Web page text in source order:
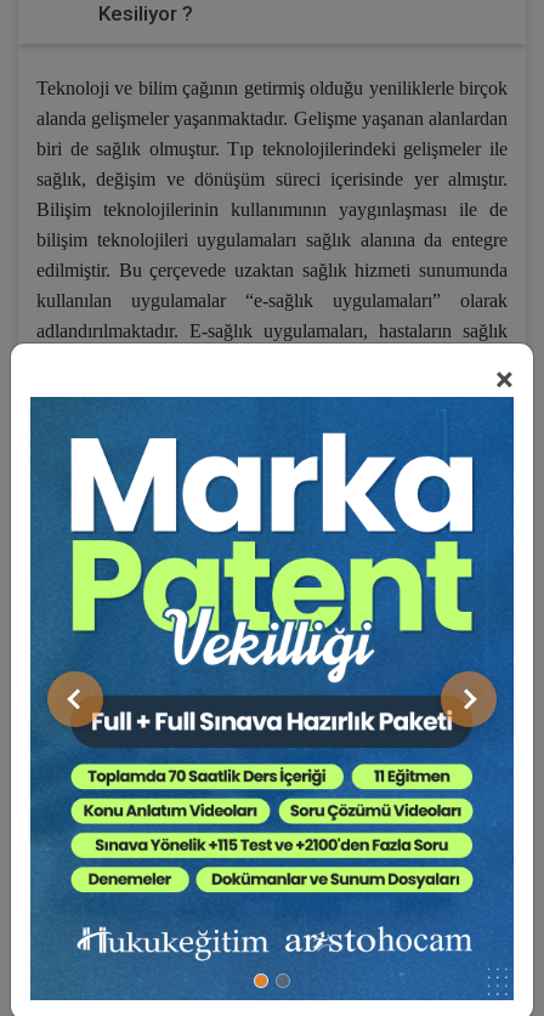
×
Önceki Sonraki
Kesiliyor ?
Teknoloji ve bilim çağının getirmiş olduğu yeniliklerle birçok
alanda gelişmeler yaşanmaktadır. Gelişme yaşanan alanlardan
biri de sağlık olmuştur. Tıp teknolojilerindeki gelişmeler ile
sağlık, değişim ve dönüşüm süreci içerisinde yer almıştır.
Bilişim teknolojilerinin kullanımının yaygınlaşması ile de
bilişim teknolojileri uygulamaları sağlık alanına da entegre
edilmiştir. Bu çerçevede uzaktan sağlık hizmeti sunumunda
kullanılan uygulamalar “e-sağlık uygulamaları” olarak
adlandırılmaktadır. E-sağlık uygulamaları, hastaların sağlık
kırsal bölgelerde yaşayan ya da yetersiz sağlık hizmeti alan
nedenden ötürü yeterli derecede sağlık hizmeti
alamamaktadır. Bu durum insanın sırf insan olması nedeniyle
sahip olduğu değerler bütününü oluşturan insan haklarına
aykırılık oluşturmaktadır. Sağlık hakkı, mümkün olan en
yüksek bedensel ve ruhsal sağlık standardına sahip olma
hakkı anlamına gelmekte ve uluslararası hukuk ile
korunmaktadır. Bu hak aynı zamanda sağlıklı bireyler ve
toplum hedefine ulaşabilmek için gerekli tesislere ve şartlara
ulaşma ve bunları kullanma haklarını da içerisinde
barındırmaktadır. Dolayısıyla bu hak, ülkelerin sağlık
sistemlerinin ve sağlık hizmetleri sunumunun iyileştirilmesi
için etkili bir araçtır. Tele-tıp, tam da bu amacın araca
dönüştürülmesi noktasında çözüm olarak tasarlanmıştır.
Dünya genelinde birçok e-sağlık uygulamasına yönelik
çalışma yer almakta olup ülkemizde de Sağlık Bakanlığınca
yılına değin yalnızca belirli alanlarda tele-tıp hizmeti
sağlanmıştır. Bunun en büyük nedeni ise “uzaktan tedavi
yasağı” ve “bizzat muayene yükümlülüğü” ile ilgili görüşler